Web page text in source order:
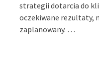
strategii dotarcia do
oczekiwane rezultaty,
zaplanowany. …